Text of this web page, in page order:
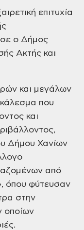
επιτυχία
ο Δήμος
Ακτής και
και μεγάλων
που
και
Δήμου Χανίων
από
όπου φύτευσαν
στην
οποίων